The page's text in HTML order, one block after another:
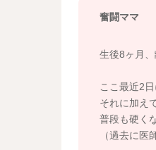
奮闘ママ
生後8ヶ月
ここ最近2
それに加え
普段も硬く
（過去に